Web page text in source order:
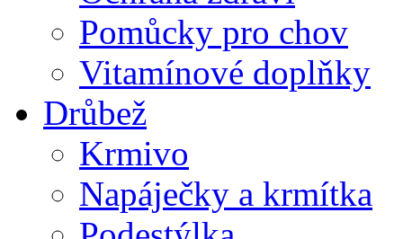
Pomůcky pro chov
Vitamínové doplňky
Drůbež
Krmivo
Napáječky a krmítka